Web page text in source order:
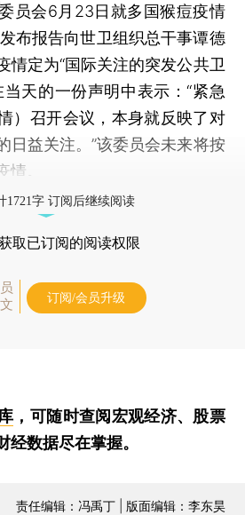
会6月23日就多国猴痘疫情
布报告向世卫组织总干事谭德
情定为“国际关注的突发公共卫
天的一份声明中表示：“紧急
）召开会议，本身就反映了对
日益关注。”该委员会未来将按
情。
1721字 订阅后继续阅读
取已订阅的阅读权限
订阅/会员升级
，可随时查阅宏观经济、股票
经数据尽在掌握。
责任编辑：冯禹丁 | 版面编辑：李东昊